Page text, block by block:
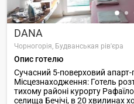
DANA
Чорногорія, Будванськая рів'єра
Опис готелю
Сучасний 5-поверховий апарт-
Місцезнаходження: Готель
тихому районі курорту
селища Бечічі, в 20 хвилинах